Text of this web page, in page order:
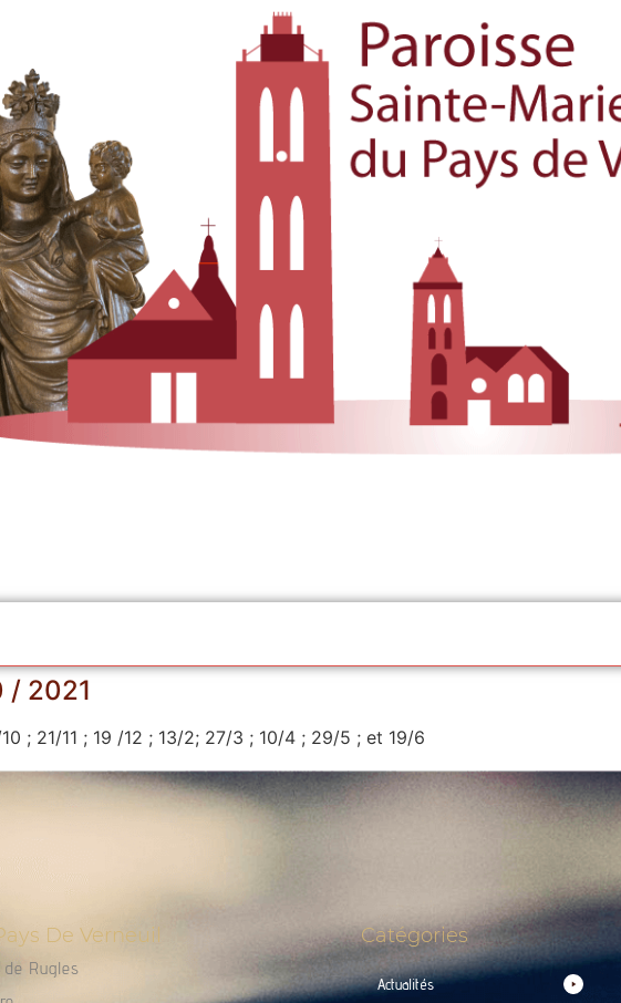
/ 2021
; 21/11 ; 19 /12 ; 13/2; 27/3 ; 10/4 ; 29/5 ; et 19/6
De Verneuil
Rugles
Catégories
Actualités